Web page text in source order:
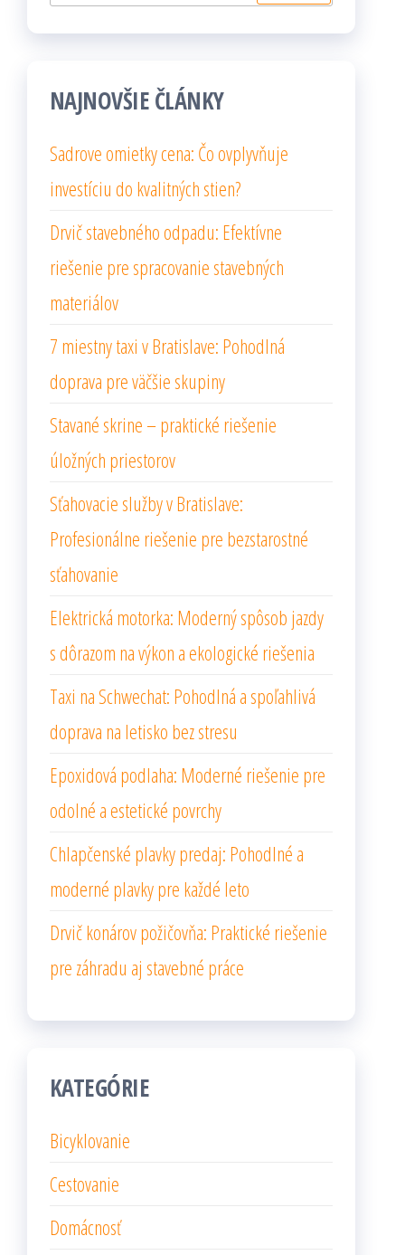
NAJNOVŠIE ČLÁNKY
Sadrove omietky cena: Čo ovplyvňuje
investíciu do kvalitných stien?
Drvič stavebného odpadu: Efektívne
riešenie pre spracovanie stavebných
materiálov
7 miestny taxi v Bratislave: Pohodlná
doprava pre väčšie skupiny
Stavané skrine – praktické riešenie
úložných priestorov
Sťahovacie služby v Bratislave:
Profesionálne riešenie pre bezstarostné
sťahovanie
Elektrická motorka: Moderný spôsob jazdy
s dôrazom na výkon a ekologické riešenia
Taxi na Schwechat: Pohodlná a spoľahlivá
doprava na letisko bez stresu
Epoxidová podlaha: Moderné riešenie pre
odolné a estetické povrchy
Chlapčenské plavky predaj: Pohodlné a
moderné plavky pre každé leto
Drvič konárov požičovňa: Praktické riešenie
pre záhradu aj stavebné práce
KATEGÓRIE
Bicyklovanie
Cestovanie
Domácnosť